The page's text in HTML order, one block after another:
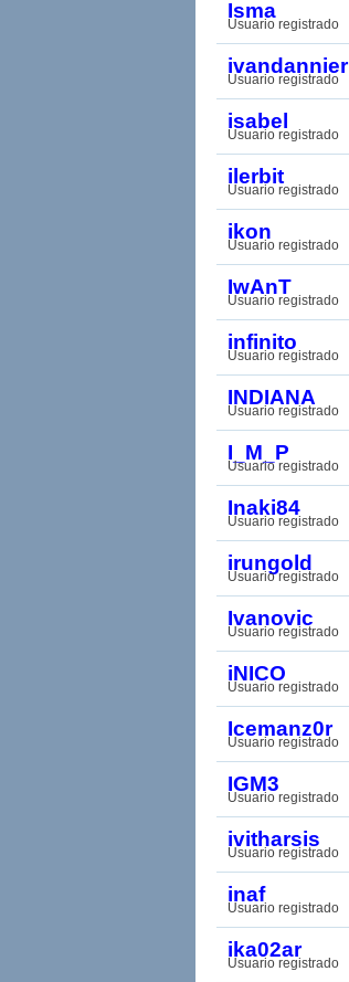
Isma
Usuario registrado
ivandannier
Usuario registrado
isabel
Usuario registrado
ilerbit
Usuario registrado
ikon
Usuario registrado
IwAnT
Usuario registrado
infinito
Usuario registrado
INDIANA
Usuario registrado
I_M_P
Usuario registrado
Inaki84
Usuario registrado
irungold
Usuario registrado
Ivanovic
Usuario registrado
iNICO
Usuario registrado
Icemanz0r
Usuario registrado
IGM3
Usuario registrado
ivitharsis
Usuario registrado
inaf
Usuario registrado
ika02ar
Usuario registrado